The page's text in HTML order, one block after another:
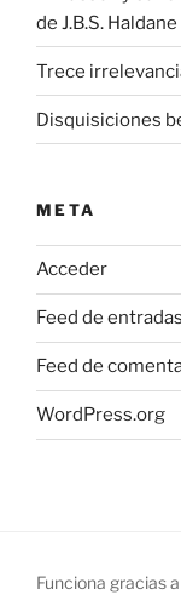
de J.B.S.
Trece
Disquisiciones
META
Acceder
Feed de entradas
Feed de
WordPress.org
Funciona gracias